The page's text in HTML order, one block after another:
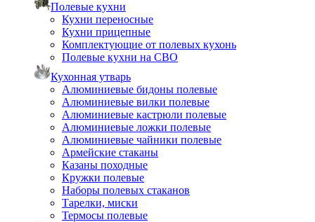
Полевые кухни
Кухни переносные
Кухни прицепные
Комплектующие от полевых кухонь
Полевые кухни на СВО
Кухонная утварь
Алюминиевые бидоны полевые
Алюминиевые вилки полевые
Алюминиевые кастрюли полевые
Алюминиевые ложки полевые
Алюминиевые чайники полевые
Армейские стаканы
Казаны походные
Кружки полевые
Наборы полевых стаканов
Тарелки, миски
Термосы полевые